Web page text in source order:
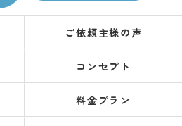
ご依頼主様の声
コンセプト
料金プラン